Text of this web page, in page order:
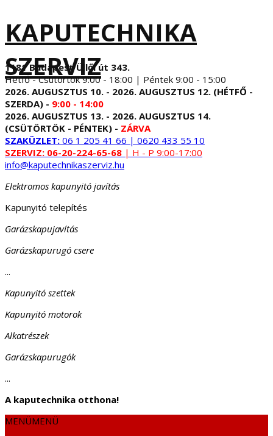
KAPUTECHNIKA
SZERVIZ
1181 Budapest Üllői út 343.
Hétfő - Csütörtök 9:00 - 18:00 | Péntek 9:00 - 15:00
2026. AUGUSZTUS 10. - 2026. AUGUSZTUS 12. (HÉTFŐ -
SZERDA) - 9:00 - 14:00
2026. AUGUSZTUS 13. - 2026. AUGUSZTUS 14.
(CSÜTÖRTÖK - PÉNTEK) - ZÁRVA
SZAKÜZLET: 06 1 205 41 66 | 0620 433 55 10
SZERVIZ: 06-20-224-65-68 | H - P 9:00-17:00
info@kaputechnikaszerviz.hu
Elektromos kapunyitó javítás
Kapunyitó telepítés
Garázskapujavítás
Garázskapurugó csere
...
Kapunyitó szettek
Kapunyitó motorok
Alkatrészek
Garázskapurugók
...
A kaputechnika otthona!
MENÜMENÜ